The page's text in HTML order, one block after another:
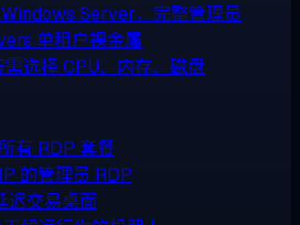
Windows Server，完整管理员
单租户裸金属
需选择 CPU、内存、磁盘
有 RDP 套餐
的管理员 RDP
迟交易桌面